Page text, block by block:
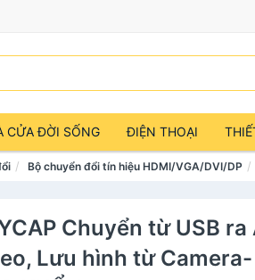
CỬA ĐỜI SỐNG ĐIỆN THOẠI
Bộ chuyển đổi tín hiệu HDMI/VGA/DVI/DP
Chuyển từ USB ra
Lưu hình từ Camera-